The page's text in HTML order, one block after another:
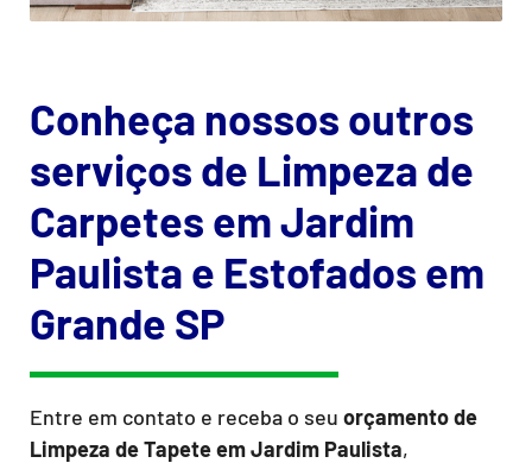
Conheça nossos outros
serviços de Limpeza de
Carpetes em Jardim
Paulista e Estofados em
Grande SP
Entre em contato e receba o seu orçamento de
Limpeza de Tapeteem Jardim Paulista,